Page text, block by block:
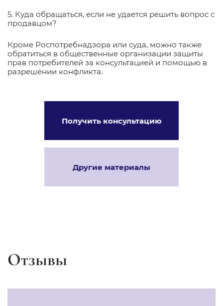
5. Куда обращаться, если не удается решить вопрос с
продавцом?
Кроме Роспотребнадзора или суда, можно также
обратиться в общественные организации защиты
прав потребителей за консультацией и помощью в
разрешении конфликта.
Получить консультацию
Другие материалы
Отзывы